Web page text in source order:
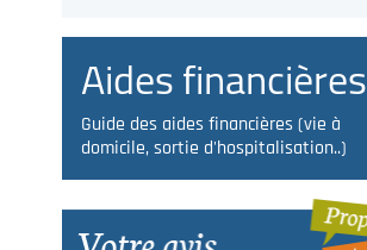
Aides financières
Guide des aides financières (vie à
domicile, sortie d'hospitalisation..)